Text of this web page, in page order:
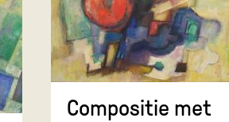
Compositie met